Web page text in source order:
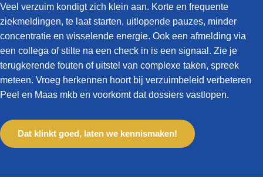
Veel verzuim kondigt zich klein aan. Korte en frequente
ziekmeldingen, te laat starten, uitlopende pauzes, minder
concentratie en wisselende energie. Ook een afmelding via
een collega of stilte na een check in is een signaal. Zie je
terugkerende fouten of uitstel van complexe taken, spreek
meteen. Vroeg herkennen hoort bij verzuimbeleid verbeteren
Peel en Maas mkb en voorkomt dat dossiers vastlopen.
Dat klinkt goed, laten we kennismaken!